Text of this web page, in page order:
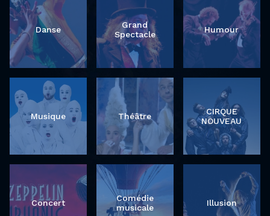
Danse
Grand
Spectacle
Humour
Musique Théâtre
CIRQUE
NOUVEAU
Concert
Comédie
musicale
Illusion